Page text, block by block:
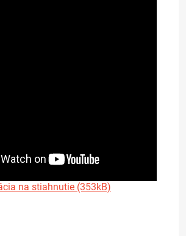
na stiahnutie (353kB)